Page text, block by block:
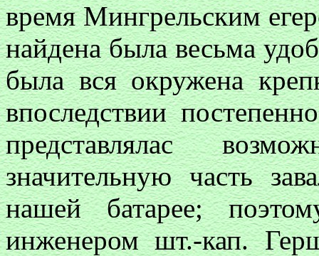
время Мингрельским
найдена была весьма
была вся окружена
впоследствии
представлялас
значительную часть
нашей батарее;
инженером шт.-кап.